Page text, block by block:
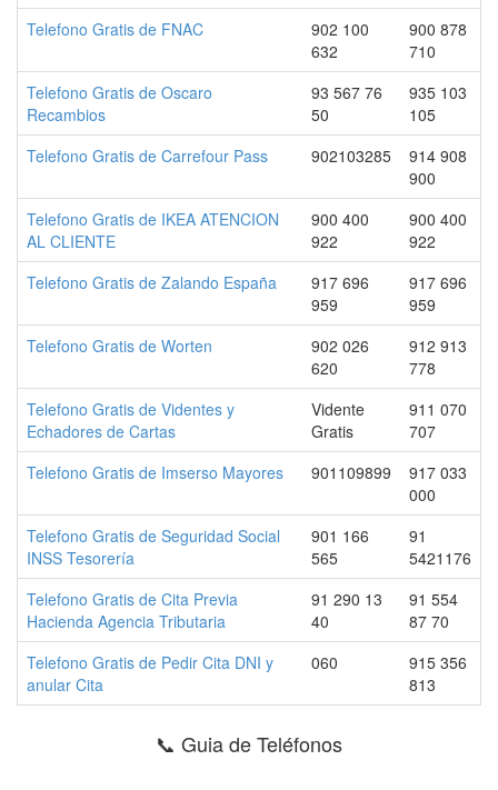
Telefono Gratis de FNAC
902 100
632
900 878
710
Telefono Gratis de Oscaro
Recambios
93 567 76
50
935 103
105
Telefono Gratis de Carrefour Pass
902103285
914 908
900
Telefono Gratis de IKEA ATENCION
AL CLIENTE
900 400
922
900 400
922
Telefono Gratis de Zalando España
917 696
959
917 696
959
Telefono Gratis de Worten
902 026
620
912 913
778
Telefono Gratis de Videntes y
Echadores de Cartas
Vidente
Gratis
911 070
707
Telefono Gratis de Imserso Mayores
901109899
917 033
000
Telefono Gratis de Seguridad Social
INSS Tesorería
901 166
565
91
5421176
Telefono Gratis de Cita Previa
Hacienda Agencia Tributaria
91 290 13
40
91 554
87 70
Telefono Gratis de Pedir Cita DNI y
anular Cita
060
915 356
813
📞 Guia de Teléfonos